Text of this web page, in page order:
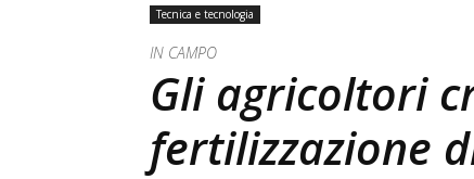
Tecnica e tecnologia
IN CAMPO
Gli agricoltori
fertilizzazione